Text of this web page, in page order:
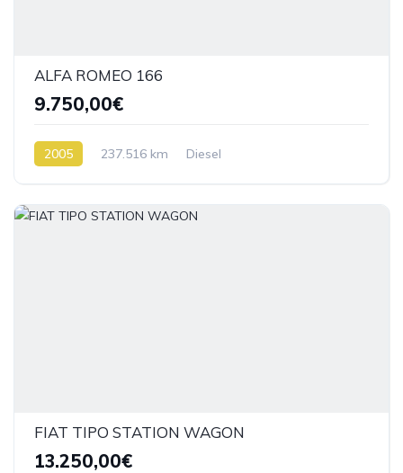
ALFA ROMEO 166
9.750,00€
2005 237.516 km Diesel
FIAT TIPO STATION WAGON
13.250,00€